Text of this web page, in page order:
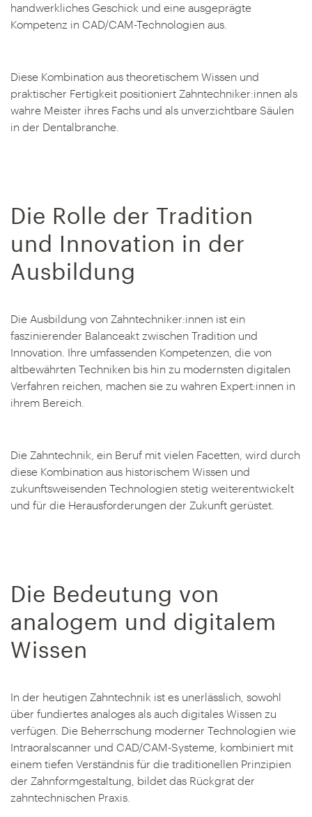
handwerkliches Geschick und eine ausgeprägte
Kompetenz in CAD/CAM-Technologien aus.
Diese Kombination aus theoretischem Wissen und
praktischer Fertigkeit positioniert Zahntechniker:innen als
wahre Meister ihres Fachs und als unverzichtbare Säulen
in der Dentalbranche.
Die Rolle der Tradition
und Innovation in der
Ausbildung
Die Ausbildung von Zahntechniker:innen ist ein
faszinierender Balanceakt zwischen Tradition und
Innovation. Ihre umfassenden Kompetenzen, die von
altbewährten Techniken bis hin zu modernsten digitalen
Verfahren reichen, machen sie zu wahren Expert:innen in
ihrem Bereich.
Die Zahntechnik, ein Beruf mit vielen Facetten, wird durch
diese Kombination aus historischem Wissen und
zukunftsweisenden Technologien stetig weiterentwickelt
und für die Herausforderungen der Zukunft gerüstet.
Die Bedeutung von
analogem und digitalem
Wissen
In der heutigen Zahntechnik ist es unerlässlich, sowohl
über fundiertes analoges als auch digitales Wissen zu
verfügen. Die Beherrschung moderner Technologien wie
Intraoralscanner und CAD/CAM-Systeme, kombiniert mit
einem tiefen Verständnis für die traditionellen Prinzipien
der Zahnformgestaltung, bildet das Rückgrat der
zahntechnischen Praxis.